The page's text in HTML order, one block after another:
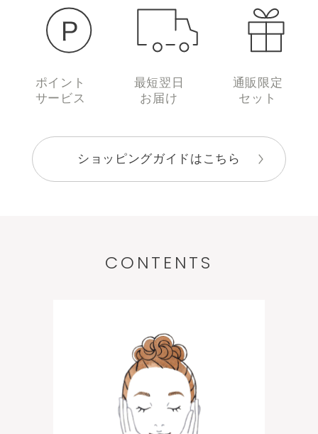
ポイント
サービス
最短翌日
お届け
通販限定
セット
ショッピングガイドはこちら
CONTENTS